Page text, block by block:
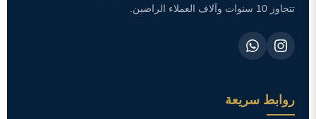
تتجاوز 10 سنوات وآلاف العملاء الراضين.
روابط سريعة